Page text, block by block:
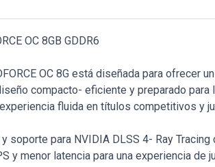
OC 8GB GDDR6
OC 8G está diseñada para
compacto- eficiente y preparado
fluida en títulos competitivos y
y soporte para NVIDIA DLSS 4- Ray
y menor latencia para una experiencia de